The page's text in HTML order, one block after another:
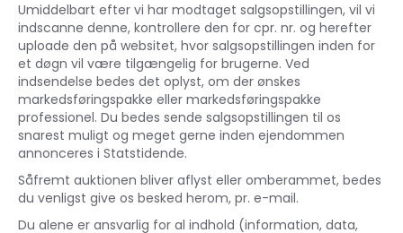
Umiddelbart efter vi har modtaget salgsopstillingen, vil vi
indscanne denne, kontrollere den for cpr. nr. og herefter
uploade den på websitet, hvor salgsopstillingen inden for
et døgn vil være tilgængelig for brugerne. Ved
indsendelse bedes det oplyst, om der ønskes
markedsføringspakke eller markedsføringspakke
professionel. Du bedes sende salgsopstillingen til os
snarest muligt og meget gerne inden ejendommen
annonceres i Statstidende.
Såfremt auktionen bliver aflyst eller omberammet, bedes
du venligst give os besked herom, pr. e-mail.
Du alene er ansvarlig for al indhold (information, data,